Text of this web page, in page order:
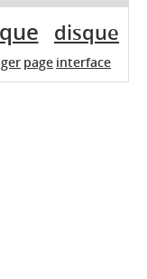
disque
page interface